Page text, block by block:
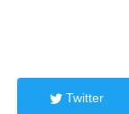
Twitter